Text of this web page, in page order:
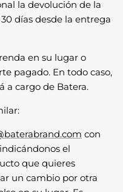
la devolución de la
días desde la entrega
en su lugar o
pagado. En todo caso,
a cargo de Batera.
con
el
que quieres
un cambio por otra